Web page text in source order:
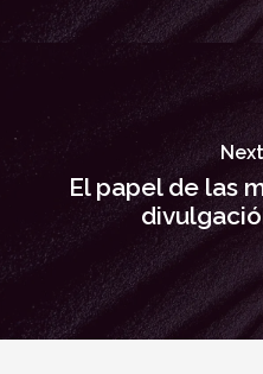
El papel de las